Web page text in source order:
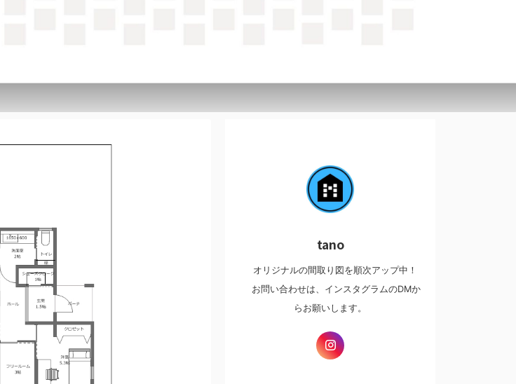
tano
オリジナルの間取り図を順次アップ中！
お問い合わせは、インスタグラムのDMか
らお願いします。